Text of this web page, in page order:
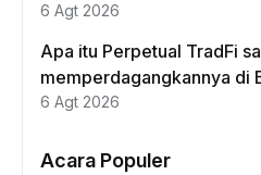
6 Agt 2026
Apa itu Perpetual TradFi
memperdagangkannya di
6 Agt 2026
Acara Populer